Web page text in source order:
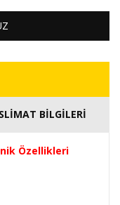
BİLGİLERİ
Özellikleri